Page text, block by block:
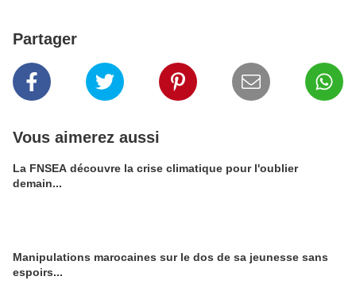
Partager
Vous aimerez aussi
La FNSEA découvre la crise climatique pour l'oublier
demain...
Manipulations marocaines sur le dos de sa jeunesse sans
espoirs...